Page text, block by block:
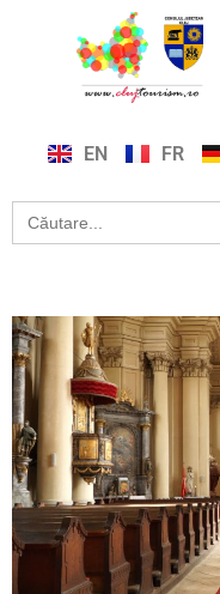
EN FR
Search
for: